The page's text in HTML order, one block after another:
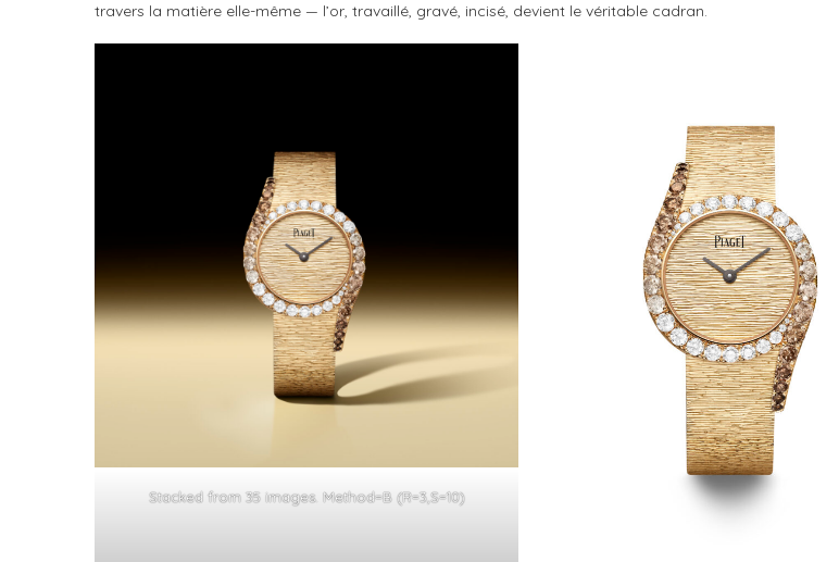
travers la matière elle-même — l’or, travaillé, gravé, incisé, devient le véritable cadran.
Stacked from 35 images. Method=B (R=3,S=10)